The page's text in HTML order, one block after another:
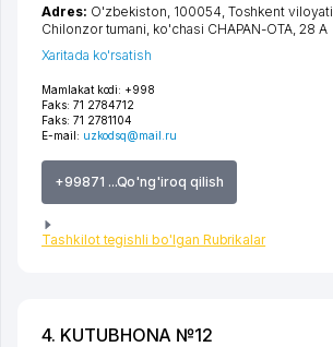
Mamlakat kodi: +998
Faks: 71 2784712
Faks: 71 2781104
E-mail: uzkodsq@mail.ru
+99871 ...Qo'ng'iroq qilish
Tashkilot tegishli bo'lgan Rubrikalar
Adres: O'zbekiston, 100054, Toshkent viloyati
Chilonzor tumani, ko'chasi CHAPAN-OTA, 28 А
Xaritada ko'rsatish
4. KUTUBHONA №12